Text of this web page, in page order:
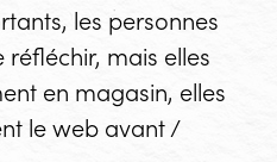
les personnes
mais elles
en magasin, elles
le web avant /